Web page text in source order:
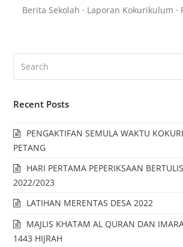
Berita Sekolah · Laporan Kokurikulum ·
Recent Posts
PENGAKTIFAN SEMULA WAKTU
PETANG
HARI PERTAMA PEPERIKSAAN
2022/2023
LATIHAN MERENTAS DESA 2022
MAJLIS KHATAM AL QURAN DAN
1443 HIJRAH